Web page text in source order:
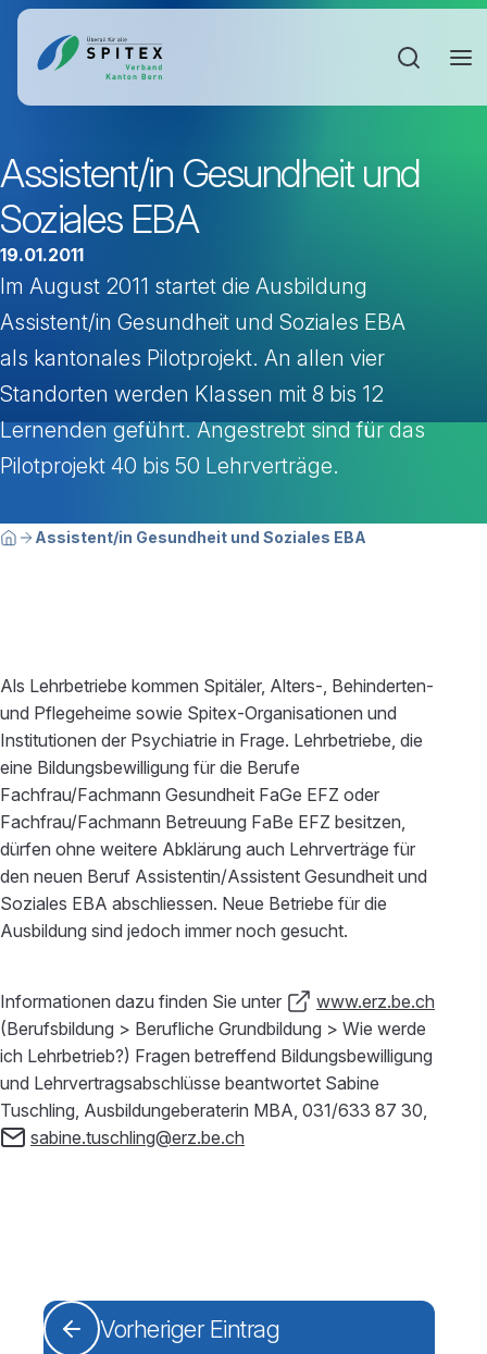
Assistent/in Gesundheit und
Soziales EBA
19.01.2011
Im August 2011 startet die Ausbildung
Assistent/in Gesundheit und Soziales EBA
als kantonales Pilotprojekt. An allen vier
Standorten werden Klassen mit 8 bis 12
Lernenden geführt. Angestrebt sind für das
Pilotprojekt 40 bis 50 Lehrverträge.
Breadcrumbnavigation
Sie befinden sich hier:
HomeAssistent/in Gesundheit und Soziales EBA
Als Lehrbetriebe kommen Spitäler, Alters-, Behinderten-
und Pflegeheime sowie Spitex-Organisationen und
Institutionen der Psychiatrie in Frage. Lehrbetriebe, die
eine Bildungsbewilligung für die Berufe
Fachfrau/Fachmann Gesundheit FaGe EFZ oder
Fachfrau/Fachmann Betreuung FaBe EFZ besitzen,
dürfen ohne weitere Abklärung auch Lehrverträge für
den neuen Beruf Assistentin/Assistent Gesundheit und
Soziales EBA abschliessen. Neue Betriebe für die
Ausbildung sind jedoch immer noch gesucht.
Informationen dazu finden Sie unter
www.erz.be.ch
(Berufsbildung > Berufliche Grundbildung > Wie werde
ich Lehrbetrieb?) Fragen betreffend Bildungsbewilligung
und Lehrvertragsabschlüsse beantwortet Sabine
Tuschling, Ausbildungeberaterin MBA, 031/633 87 30,
sabine.tuschling@erz.be.ch
Vorheriger Eintrag